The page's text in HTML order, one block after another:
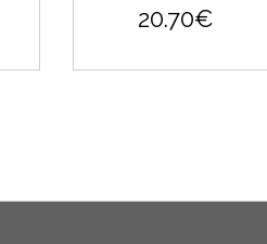
20.70€